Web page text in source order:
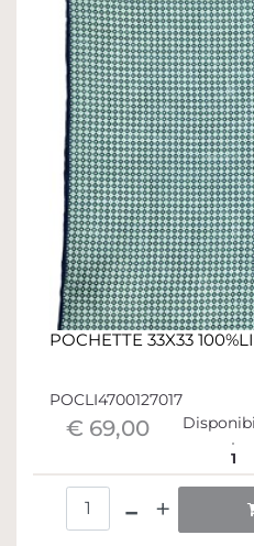
POCHETTE 33X33
POCLI4700127017
€ 69,00
1